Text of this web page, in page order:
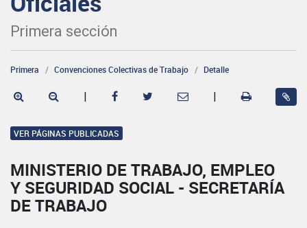
Primera sección
Primera Convenciones Colectivas de Trabajo Detalle
| |
VER PÁGINAS PUBLICADAS
MINISTERIO DE TRABAJO, EMPLEO
Y SEGURIDAD SOCIAL - SECRETARÍA
DE TRABAJO